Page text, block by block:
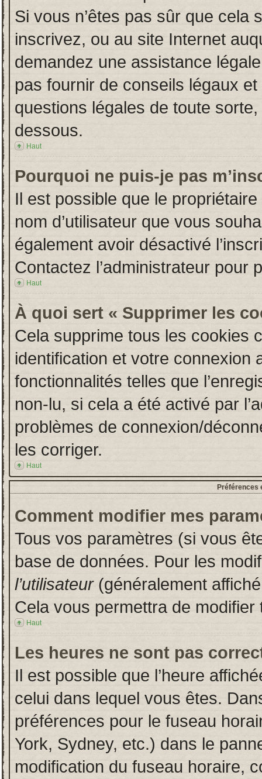
Si vous n’êtes pas sûr que cela
inscrivez, ou au site Internet
demandez une assistance
pas fournir de conseils légaux
questions légales de toute
dessous.
Haut
Pourquoi ne puis-je pas
Il est possible que le
nom d’utilisateur que vous
également avoir désactivé
Contactez l’administrateur pour
Haut
À quoi sert « Supprimer les
Cela supprime tous les cookies
identification et votre connexion
fonctionnalités telles que
non-lu, si cela a été activé par
problèmes de connexion/
les corriger.
Haut
Préférences
Comment modifier mes
Tous vos paramètres (si vous
base de données. Pour les
l’utilisateur(généralement
Cela vous permettra de
Haut
Les heures ne sont pas
Il est possible que l’heure
celui dans lequel vous êtes.
préférences pour le fuseau
York, Sydney, etc.) dans le
modification du fuseau horaire,